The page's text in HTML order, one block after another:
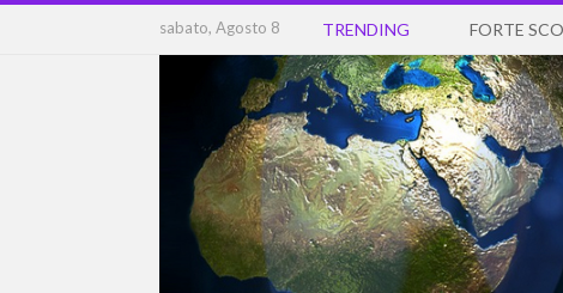
sabato, Agosto 8 TRENDING